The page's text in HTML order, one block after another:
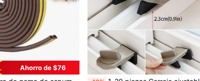
Ahorro de $76